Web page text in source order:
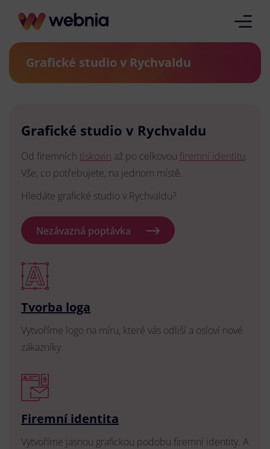
Grafické studio v Rychvaldu
Grafické studio v Rychvaldu
Od firemních tiskovin až po celkovou firemní identitu.
Vše, co potřebujete, na jednom místě.
Hledáte grafické studio v Rychvaldu?
Nezávazná poptávka
Tvorba loga
Vytvoříme logo na míru, které vás odliší a osloví nové
zákazníky.
Firemní identita
Vytvoříme jasnou grafickou podobu firemní identity. A